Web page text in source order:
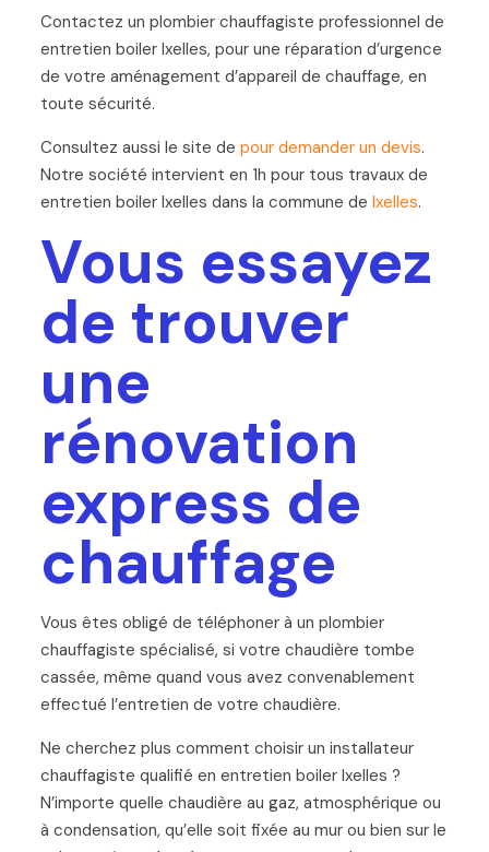
Contactez un plombier chauffagiste professionnel de
entretien boiler Ixelles, pour une réparation d’urgence
de votre aménagement d’appareil de chauffage, en
toute sécurité.
Consultez aussi le site de pour demander un devis.
Notre société intervient en 1h pour tous travaux de
entretien boiler Ixelles dans la commune de Ixelles.
Vous essayez
de trouver
une
rénovation
express de
chauffage
Vous êtes obligé de téléphoner à un plombier
chauffagiste spécialisé, si votre chaudière tombe
cassée, même quand vous avez convenablement
effectué l’entretien de votre chaudière.
Ne cherchez plus comment choisir un installateur
chauffagiste qualifié en entretien boiler Ixelles ?
N’importe quelle chaudière au gaz, atmosphérique ou
à condensation, qu’elle soit fixée au mur ou bien sur le